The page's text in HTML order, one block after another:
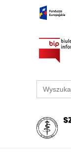
Search
for: